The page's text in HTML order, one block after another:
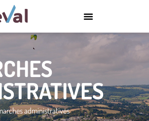
administratives